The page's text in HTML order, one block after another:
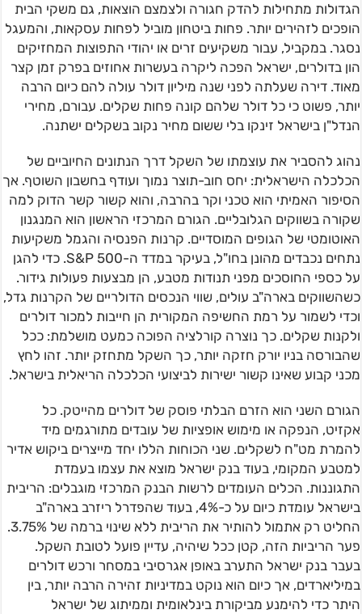
הגדולות מתחילות להדק חגורה ולצמצם הוצאות, גם משקי הבית
הופכים לזהירים יותר. פחות ביטחון מוביל לפחות עסקאות, והמעגל
נסגר. במקביל, עבור משקיעים זרים או יהודי התפוצות המחזיקים
הון בדולרים, ישראל הפכה ליקרה בעשרות אחוזים בפרק זמן קצר
מאוד. דירה שעלתה לפני שנה מיליון דולר עולה להם כיום הרבה
יותר, פשוט כי כל דולר שלהם קונה פחות שקלים. עבורם, מחירי
הנדל"ן בישראל זינקו בלי ששום מחיר נקוב בשקלים ישתנה.
נהוג להסביר את עוצמתו של השקל דרך הנתונים החיוביים של
הכלכלה הישראלית: יחס חוב-תוצר נמוך ועודף בחשבון השוטף. אך
הסיפור האמיתי הוא טכני וקר בהרבה, והוא קשור קשר הדוק למה
שקורה בשווקים הגלובליים. הגורם המרכזי הראשון הוא המנגנון
האוטומטי של הגופים המוסדיים. קרנות הפנסיה והגמל משקיעות
נתחים נכבדים מהונן בחו"ל, בעיקר במדד ה-S&P 500. כדי להגן
על כספי החוסכים מפני תנודות מטבע, הן מבצעות פעולות גידור.
כשהשווקים בארה"ב עולים, שווי הנכסים הדולריים של הקרנות גדל,
וכדי לשמור על רמת החשיפה המקורית הן חייבות למכור דולרים
ולקנות שקלים. כך נוצרה קורלציה הפוכה כמעט מושלמת: ככל
שהבורסה בניו יורק חזקה יותר, כך השקל מתחזק יותר. זהו לחץ
מכני קבוע שאינו קשור ישירות לביצועי הכלכלה הריאלית בישראל.
הגורם השני הוא הזרם הבלתי פוסק של דולרים מהייטק. כל
אקזיט, הנפקה או מימוש אופציות של עובדים מתורגמים מיד
להמרת מט"ח לשקלים. שני הכוחות הללו יחד מייצרים ביקוש אדיר
למטבע המקומי, בעוד בנק ישראל מוצא את עצמו בעמדת
התגוננות. הכלים העומדים לרשות הבנק המרכזי מוגבלים: הריבית
בישראל עומדת כיום על כ-4%, בעוד שהפדרל ריזרב בארה"ב
החליט רק אתמול להותיר את הריבית ללא שינוי ברמה של 3.75%.
פער הריביות הזה, קטן ככל שיהיה, עדיין פועל לטובת השקל.
בעבר בנק ישראל התערב באופן אגרסיבי במסחר ורכש דולרים
במיליארדים, אך כיום הוא נוקט במדיניות זהירה הרבה יותר, בין
היתר כדי להימנע מביקורת בינלאומית וממיתוג של ישראל